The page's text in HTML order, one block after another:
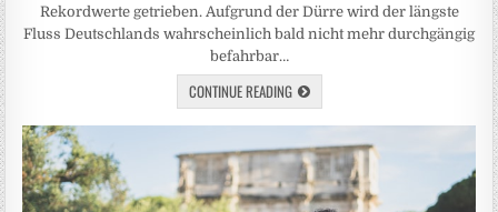
Rekordwerte getrieben. Aufgrund der Dürre wird der längste
Fluss Deutschlands wahrscheinlich bald nicht mehr durchgängig
befahrbar…
CONTINUE READING